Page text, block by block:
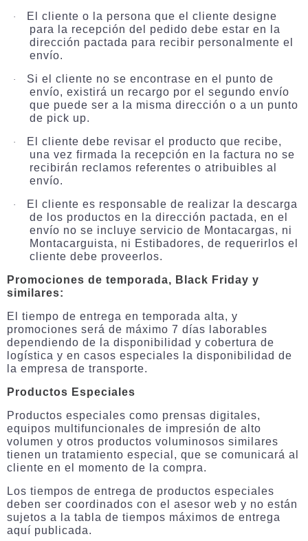
·
El cliente o la persona que el cliente designe
para la recepción del pedido debe estar en la
dirección pactada para recibir personalmente el
envío.
·
Si el cliente no se encontrase en el punto de
envío, existirá un recargo por el segundo envío
que puede ser a la misma dirección o a un punto
de pick up.
·
El cliente debe revisar el producto que recibe,
una vez firmada la recepción en la factura no se
recibirán reclamos referentes o atribuibles al
envío.
·
El cliente es responsable de realizar la descarga
de los productos en la dirección pactada, en el
envío no se incluye servicio de Montacargas, ni
Montacarguista, ni Estibadores, de requerirlos el
cliente debe proveerlos.
Promociones de temporada, Black Friday y
similares:
El tiempo de entrega en temporada alta, y
promociones será de máximo 7 días laborables
dependiendo de la disponibilidad y cobertura de
logística y en casos especiales la disponibilidad de
la empresa de transporte.
Productos Especiales
Productos especiales como prensas digitales,
equipos multifuncionales de impresión de alto
volumen y otros productos voluminosos similares
tienen un tratamiento especial, que se comunicará al
cliente en el momento de la compra.
Los tiempos de entrega de productos especiales
deben ser coordinados con el asesor web y no están
sujetos a la tabla de tiempos máximos de entrega
aquí publicada.